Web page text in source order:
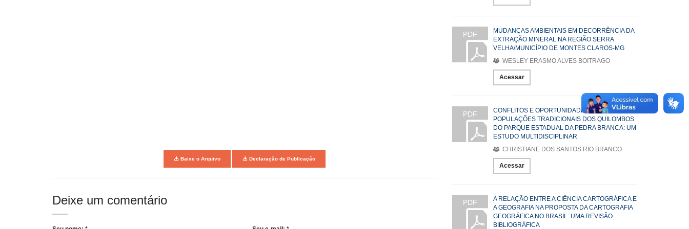
Baixe o Arquivo Declaração de Publicação
Deixe um comentário
PDF
MUDANÇAS AMBIENTAIS EM DECORRÊNCIA DA
EXTRAÇÃO MINERAL NA REGIÃO SERRA
VELHA/MUNICÍPIO DE MONTES CLAROS-MG
WESLEY ERASMO ALVES BOITRAGO
Acessar
PDF
CONFLITOS E OPORTUNIDADES PARA AS
POPULAÇÕES TRADICIONAIS DOS QUILOMBOS
DO PARQUE ESTADUAL DA PEDRA BRANCA: UM
ESTUDO MULTIDISCIPLINAR
CHRISTIANE DOS SANTOS RIO BRANCO
Acessar
PDF
A RELAÇÃO ENTRE A CIÊNCIA CARTOGRÁFICA E
A GEOGRAFIA NA PROPOSTA DA CARTOGRAFIA
GEOGRÁFICA NO BRASIL: UMA REVISÃO
BIBLIOGRÁFICA